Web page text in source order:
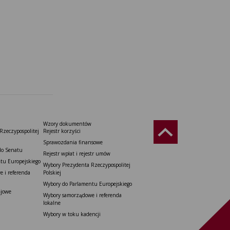
Senatu
Europejskiego
i referenda
Wzory dokumentów
Rejestr korzyści
Sprawozdania finansowe
Rejestr wpłat i rejestr umów
Wybory Prezydenta Rzeczypospolitej
Polskiej
Wybory do Parlamentu Europejskiego
Wybory samorządowe i referenda
lokalne
Wybory w toku kadencji